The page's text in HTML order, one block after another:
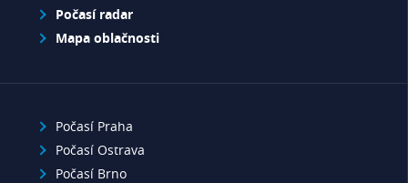
Počasí radar
Mapa oblačnosti
Počasí Praha
Počasí Ostrava
Počasí Brno